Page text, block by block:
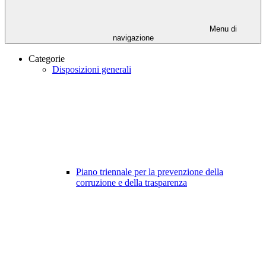
Menu di
navigazione
Categorie
Disposizioni generali
Piano triennale per la prevenzione della
corruzione e della trasparenza